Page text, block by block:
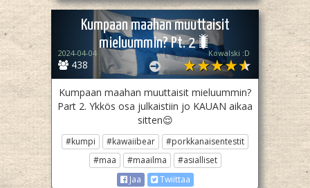
Kumpaan maahan muuttaisit
mieluummin? Pt. 2🐛
438
2024-04-04 Kowalski :D
Kumpaan maahan muuttaisit mieluummin?
Part 2. Ykkös osa julkaistiin jo KAUAN aikaa
sitten😌
#kumpi #kawaiibear
#porkkanaisentestit
#maa
#maailma
#asialliset
Jaa
Twiittaa